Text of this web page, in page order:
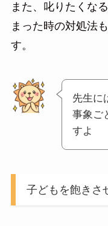
また、叱りたくな
まった時の対処法
す。
先生に
事象ご
すよ
子どもを飽きさ